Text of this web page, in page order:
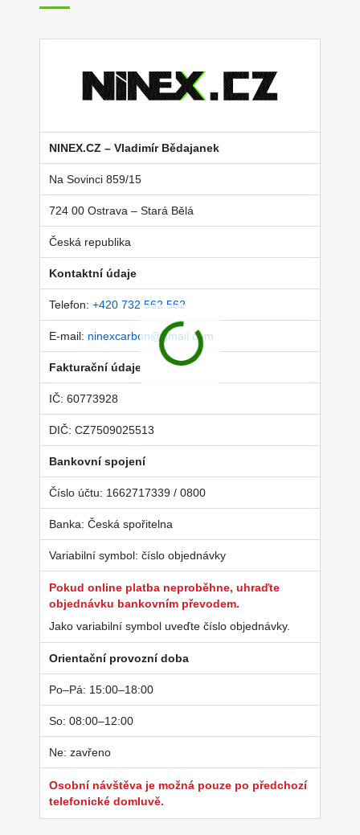
NINEX.CZ – Vladimír Bědajanek
Na Sovinci 859/15
724 00 Ostrava – Stará Bělá
Česká republika
Kontaktní údaje
Telefon: +420 732 562 562
E-mail: ninexcarbon@gmail.com
Fakturační údaje
IČ: 60773928
DIČ: CZ7509025513
Bankovní spojení
Číslo účtu: 1662717339 / 0800
Banka: Česká spořitelna
Variabilní symbol: číslo objednávky
Pokud online platba neproběhne, uhraďte
objednávku bankovním převodem.
Jako variabilní symbol uveďte číslo objednávky.
Orientační provozní doba
Po–Pá: 15:00–18:00
So: 08:00–12:00
Ne: zavřeno
Osobní návštěva je možná pouze po předchozí
telefonické domluvě.